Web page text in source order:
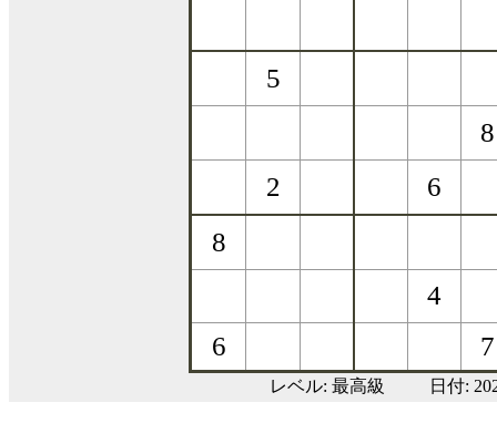
レベル: 最高級 日付: